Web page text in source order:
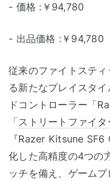
- 価格 :￥94,780
- 出品価格 :￥94,780
従来のファイトステ
る新たなプレイスタ
ドコントローラー「
「ストリートファイタ
『Razer Kitsune
化した高精度の4つの
ッチを備え、ゲーム